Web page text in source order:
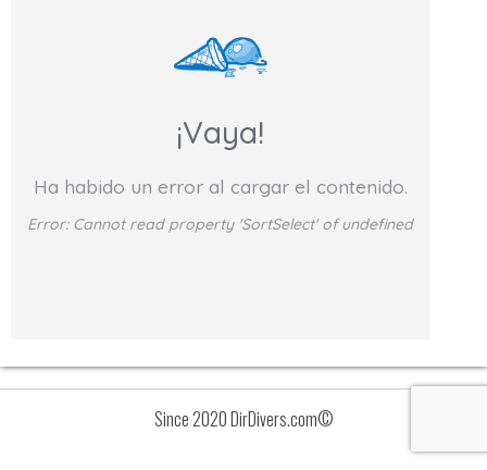
¡Vaya!
Ha habido un error al cargar el contenido.
Error: Cannot read property 'SortSelect' of undefined
Since 2020 DirDivers.com©